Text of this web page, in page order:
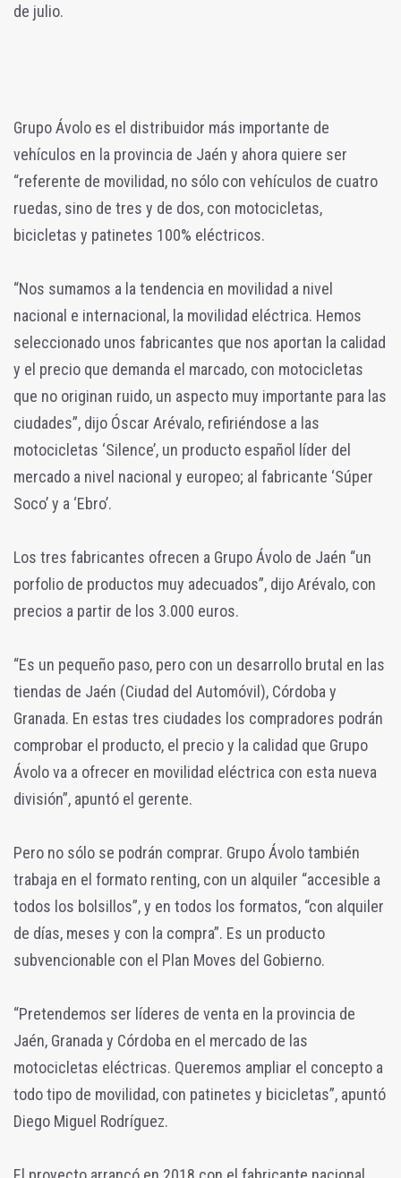
de julio.
Grupo Ávolo es el distribuidor más importante de
vehículos en la provincia de Jaén y ahora quiere ser
“referente de movilidad, no sólo con vehículos de cuatro
ruedas, sino de tres y de dos, con motocicletas,
bicicletas y patinetes 100% eléctricos.
“Nos sumamos a la tendencia en movilidad a nivel
nacional e internacional, la movilidad eléctrica. Hemos
seleccionado unos fabricantes que nos aportan la calidad
y el precio que demanda el marcado, con motocicletas
que no originan ruido, un aspecto muy importante para las
ciudades”, dijo Óscar Arévalo, refiriéndose a las
motocicletas ‘Silence’, un producto español líder del
mercado a nivel nacional y europeo; al fabricante ‘Súper
Soco’ y a ‘Ebro’.
Los tres fabricantes ofrecen a Grupo Ávolo de Jaén “un
porfolio de productos muy adecuados”, dijo Arévalo, con
precios a partir de los 3.000 euros.
“Es un pequeño paso, pero con un desarrollo brutal en las
tiendas de Jaén (Ciudad del Automóvil), Córdoba y
Granada. En estas tres ciudades los compradores podrán
comprobar el producto, el precio y la calidad que Grupo
Ávolo va a ofrecer en movilidad eléctrica con esta nueva
división”, apuntó el gerente.
Pero no sólo se podrán comprar. Grupo Ávolo también
trabaja en el formato renting, con un alquiler “accesible a
todos los bolsillos”, y en todos los formatos, “con alquiler
de días, meses y con la compra”. Es un producto
subvencionable con el Plan Moves del Gobierno.
“Pretendemos ser líderes de venta en la provincia de
Jaén, Granada y Córdoba en el mercado de las
motocicletas eléctricas. Queremos ampliar el concepto a
todo tipo de movilidad, con patinetes y bicicletas”, apuntó
Diego Miguel Rodríguez.